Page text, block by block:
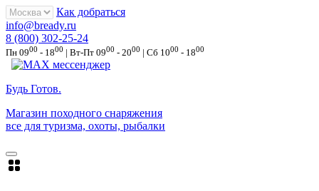
Как добраться
info@bready.ru
8 (800) 302-25-24
Пн 0900 - 1800 | Вт-Пт 0900 - 2000 | Сб 1000 - 1800
Будь Готов.
Магазин походного снаряжения
все для туризма, охоты, рыбалки